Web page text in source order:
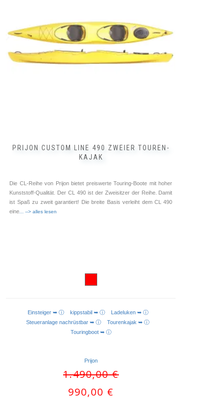
PRIJON CUSTOM LINE 490 ZWEIER TOUREN-
KAJAK
Die CL-Reihe von Prijon bietet preiswerte Touring-Boote mit hoher
Kunststoff-Qualität. Der CL 490 ist der Zweisitzer der Reihe. Damit
ist Spaß zu zweit garantiert! Die breite Basis verleiht dem CL 490
eine ... --> alles lesen
AUSFÜHRUNG WÄHLEN
Einsteiger ➥ ⓘ kippstabil ➥ ⓘ Ladeluken ➥ ⓘ
Steueranlage nachrüstbar ➥ ⓘTourenkajak ➥ ⓘ
Touringboot ➥ ⓘ
Prijon
1.490,00€
990,00 €
können
der
Produktseite